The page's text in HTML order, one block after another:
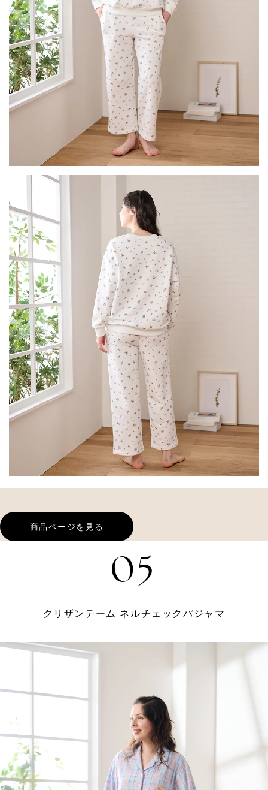
商品ページを見る
05
クリザンテーム ネルチェックパジャマ